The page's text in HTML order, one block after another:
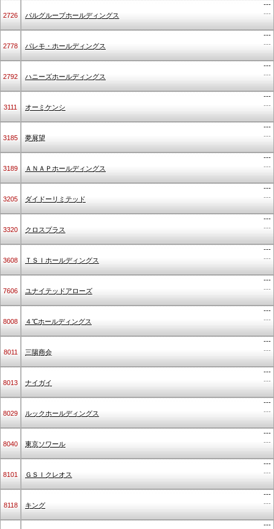
2726 パルグループホールディングス
---
---
2778 パレモ・ホールディングス
---
---
2792 ハニーズホールディングス
---
---
3111 オーミケンシ
---
---
3185 夢展望
---
---
3189 ＡＮＡＰホールディングス
---
---
3205 ダイドーリミテッド
---
---
3320 クロスプラス
---
---
3608 ＴＳＩホールディングス
---
---
7606 ユナイテッドアローズ
---
---
8008 ４℃ホールディングス
---
---
8011 三陽商会
---
---
8013 ナイガイ
---
---
8029 ルックホールディングス
---
---
8040 東京ソワール
---
---
8101 ＧＳＩクレオス
---
---
8118 キング
---
---
---